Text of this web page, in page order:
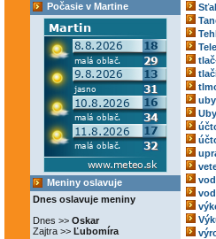
Počasie v Martine
Meniny oslavuje
Dnes oslavuje meniny
Dnes >> Oskar
Zajtra >> Ľubomíra